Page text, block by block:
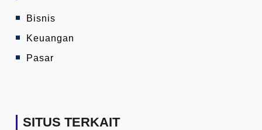
Bisnis
Keuangan
Pasar
SITUS TERKAIT